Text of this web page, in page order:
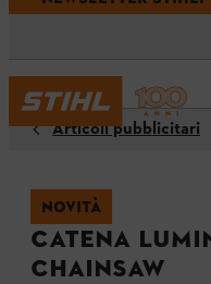
Articoli pubblicitari
NOVITÀ
Catena
CHAINSAW